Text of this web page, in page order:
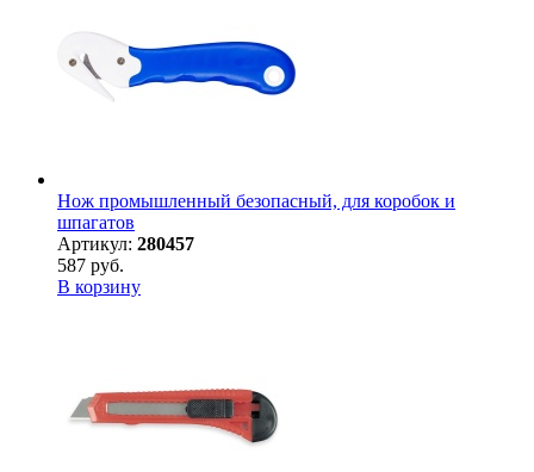
Нож промышленный безопасный, для коробок и
шпагатов
Артикул: 280457
587 руб.
В корзину